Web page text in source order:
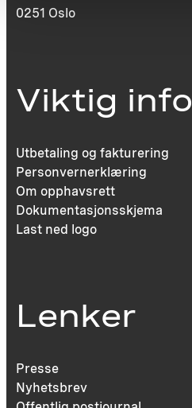
0251 Oslo
Viktig info
Utbetaling og fakturering
Personvernerklæring
Om opphavsrett
Dokumentasjonsskjema
Last ned logo
Lenker
Presse
Nyhetsbrev